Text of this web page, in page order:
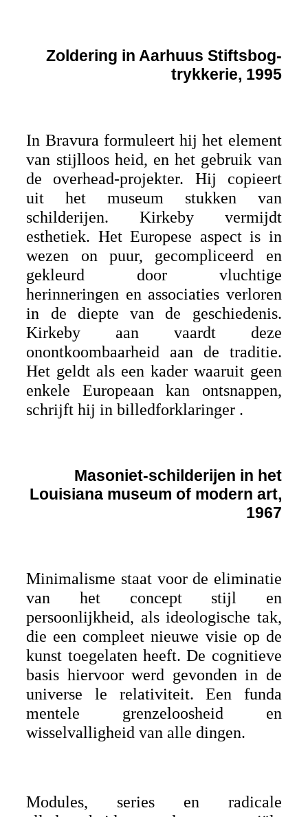
Zoldering in Aarhuus Stiftsbog-
trykkerie, 1995
In Bravura formuleert hij het element
van stijlloos heid, en het gebruik van
de overhead-projekter. Hij copieert
uit het museum stukken van
schilderijen. Kirkeby vermijdt
esthetiek. Het Europese aspect is in
wezen on puur, gecompliceerd en
gekleurd door vluchtige
herinneringen en associaties verloren
in de diepte van de geschiedenis.
Kirkeby aan vaardt deze
onontkoombaarheid aan de traditie.
Het geldt als een kader waaruit geen
enkele Europeaan kan ontsnappen,
schrijft hij in billedforklaringer .
Masoniet-schilderijen in het
Louisiana museum of modern art,
1967
Minimalisme staat voor de eliminatie
van het concept stijl en
persoonlijkheid, als ideologische tak,
die een compleet nieuwe visie op de
kunst toegelaten heeft. De cognitieve
basis hiervoor werd gevonden in de
universe le relativiteit. Een funda
mentele grenzeloosheid en
wisselvalligheid van alle dingen.
Modules, series en radicale